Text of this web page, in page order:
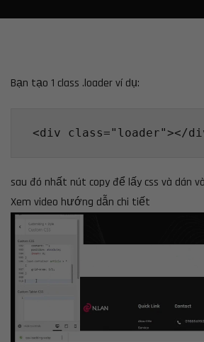
Bạn tạo 1 class .loader ví dụ:
<div class="loader"></
sau đó nhất nút copy để lấy css và dán
Xem video hướng dẫn chi tiết